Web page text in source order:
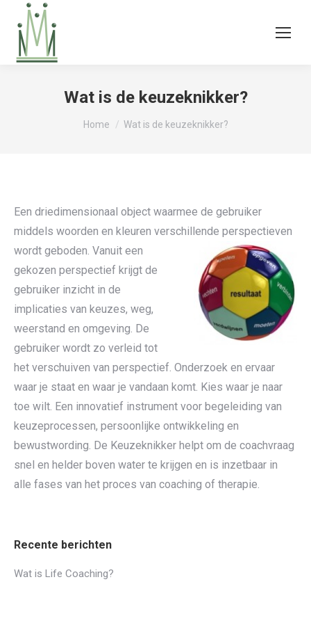
Wat is de keuzeknikker?
Je bent hier:
Home Wat is de keuzeknikker?
Een driedimensionaal object waarmee de gebruiker
middels woorden en kleuren verschillende perspectieven
wordt geboden. Vanuit een
gekozen perspectief krijgt de
gebruiker inzicht in de
implicaties van keuzes, weg,
weerstand en omgeving. De
gebruiker wordt zo verleid tot
het verschuiven van perspectief. Onderzoek en ervaar
waar je staat en waar je vandaan komt. Kies waar je naar
toe wilt. Een innovatief instrument voor begeleiding van
keuzeprocessen, persoonlijke ontwikkeling en
bewustwording. De Keuzeknikker helpt om de coachvraag
snel en helder boven water te krijgen en is inzetbaar in
alle fases van het proces van coaching of therapie.
Recente berichten
Wat is Life Coaching?